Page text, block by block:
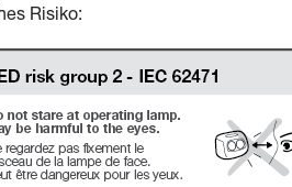
Risiko: